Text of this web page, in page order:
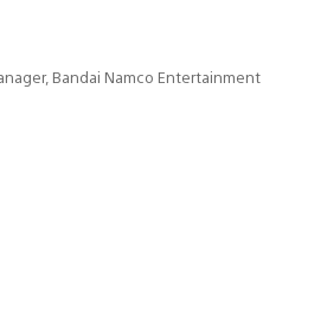
Bandai Namco Entertainment